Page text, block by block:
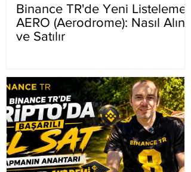
Binance TR'de Yeni Listeleme
AERO (Aerodrome): Nasıl Alınır
ve Satılır